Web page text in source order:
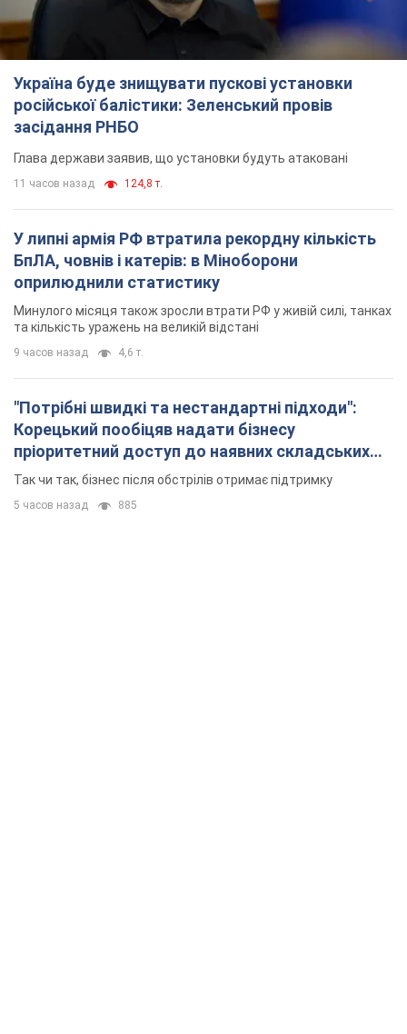
Україна буде знищувати пускові установки
російської балістики: Зеленський провів
засідання РНБО
Глава держави заявив, що установки будуть атаковані
11 часов назад 124,8 т.
У липні армія РФ втратила рекордну кількість
БпЛА, човнів і катерів: в Міноборони
оприлюднили статистику
Минулого місяця також зросли втрати РФ у живій силі, танках
та кількість уражень на великій відстані
9 часов назад 4,6 т.
"Потрібні швидкі та нестандартні підходи":
Корецький пообіцяв надати бізнесу
пріоритетний доступ до наявних складських
приміщень
Так чи так, бізнес після обстрілів отримає підтримку
5 часов назад 885